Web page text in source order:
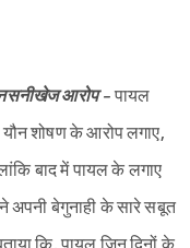
आरोप - पायल
यौन शोषण के आरोप लगाए,
बाद में पायल के लगाए
अपनी बेगुनाही के सारे सबूत